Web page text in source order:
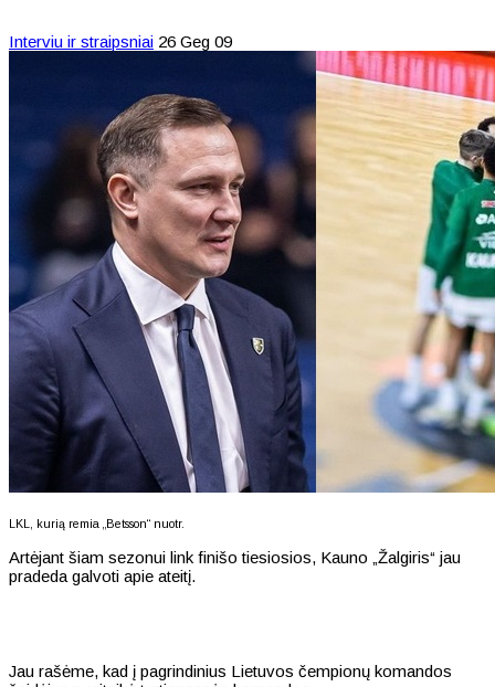
Interviu ir straipsniai 26 Geg 09
LKL, kurią remia „Betsson“ nuotr.
Artėjant šiam sezonui link finišo tiesiosios, Kauno „Žalgiris“ jau
pradeda galvoti apie ateitį.
Jau rašėme, kad į pagrindinius Lietuvos čempionų komandos